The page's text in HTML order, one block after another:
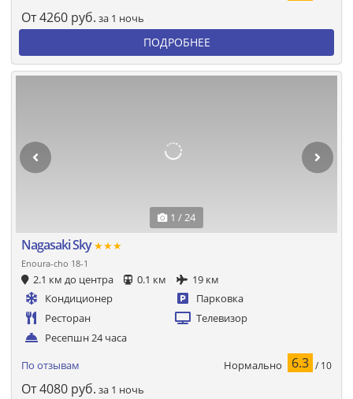
От4260 руб. за 1 ночь
ПОДРОБНЕЕ
1 / 24
Nagasaki Sky★★★
Enoura-cho 18-1
2.1 км до центра 0.1 км
19 км
Кондиционер
Парковка
Ресторан
Телевизор
Ресепшн 24 часа
По отзывам Нормально 6.3 / 10
От4080 руб. за 1 ночь